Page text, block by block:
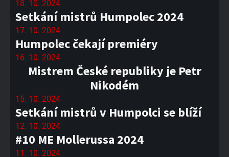
18. 10. 2024
Setkání mistrů Humpolec 2024
17. 10. 2024
Humpolec čekají premiéry
16. 10. 2024
Mistrem České republiky je Petr
Nikodém
15. 10. 2024
Setkání mistrů v Humpolci se blíží
12. 10. 2024
#10 ME Mollerussa 2024
11. 10. 2024